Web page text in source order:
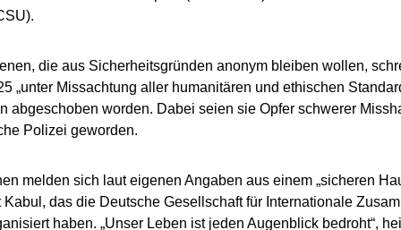
die aus Sicherheitsgründen anonym bleiben wollen,
„unter Missachtung aller humanitären und ethischen
abgeschoben worden. Dabei seien sie Opfer schwerer
Polizei geworden.
melden sich laut eigenen Angaben aus einem „sicheren
Kabul, das die Deutsche Gesellschaft für Internationale
haben. „Unser Leben ist jeden Augenblick bedroht“,